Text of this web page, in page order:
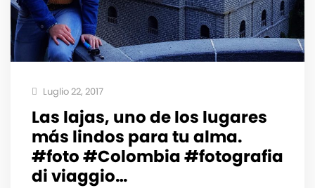
Luglio 22, 2017
Las lajas, uno de los lugares
más lindos para tu alma.
#foto #Colombia #fotografia
di viaggio…